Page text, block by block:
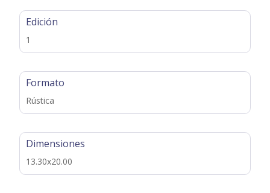
Edición
1
Formato
Rústica
Dimensiones
13.30x20.00